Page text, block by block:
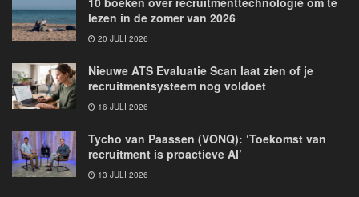
lezen in de zomer van 2026
20 JULI 2026
Nieuwe ATS Evaluatie Scan laat zien of je
recruitmentsysteem nog voldoet
16 JULI 2026
Tycho van Paassen (VONQ): ‘Toekomst van
recruitment is proactieve AI’
13 JULI 2026